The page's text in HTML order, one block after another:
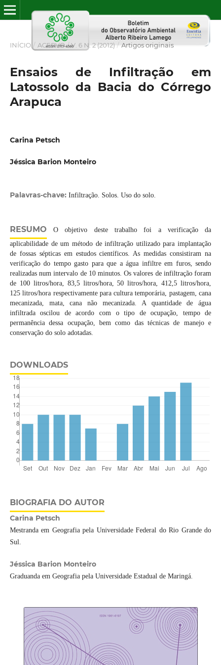
INÍCIO / ACERVO / V. 6 N. 2 (2012) / Artigos originais
Ensaios de Infiltração em
Latossolo da Bacia do Córrego
Arapuca
Carina Petsch
Jéssica Barion Monteiro
Palavras-chave: Infiltração. Solos. Uso do solo.
RESUMO O objetivo deste trabalho foi a verificação da
aplicabilidade de um método de infiltração utilizado para implantação
de fossas sépticas em estudos científicos. As medidas consistiram na
verificação do tempo gasto para que a água infiltre em furos, sendo
realizadas num intervalo de 10 minutos. Os valores de infiltração foram
de 100 litros/hora, 83,5 litros/hora, 50 litros/hora, 412,5 litros/hora,
125 litros/hora respectivamente para cultura temporária, pastagem, cana
mecanizada, mata, cana não mecanizada. A quantidade de água
infiltrada oscilou de acordo com o tipo de ocupação, tempo de
permanência dessa ocupação, bem como das técnicas de manejo e
conservação do solo adotadas.
DOWNLOADS
BIOGRAFIA DO AUTOR
Carina Petsch
Mestranda em Geografia pela Universidade Federal do Rio Grande do
Sul.
Jéssica Barion Monteiro
Graduanda em Geografia pela Universidade Estadual de Maringá.